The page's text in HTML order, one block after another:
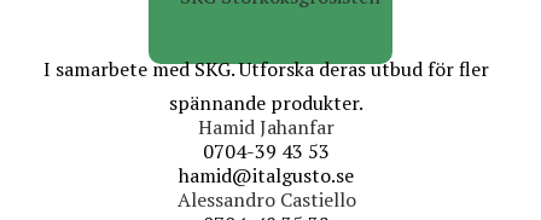
I samarbete med SKG. Utforska deras utbud för fler
spännande produkter.
Hamid Jahanfar
0704-39 43 53
hamid@italgusto.se
Alessandro Castiello